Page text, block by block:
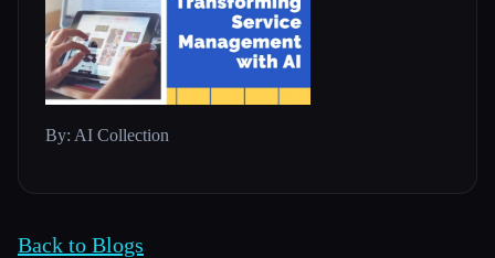
By: AI Collection
Back to Blogs